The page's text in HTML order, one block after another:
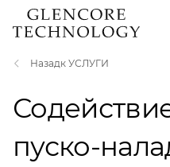
Назадк УСЛУГИ
пуско-